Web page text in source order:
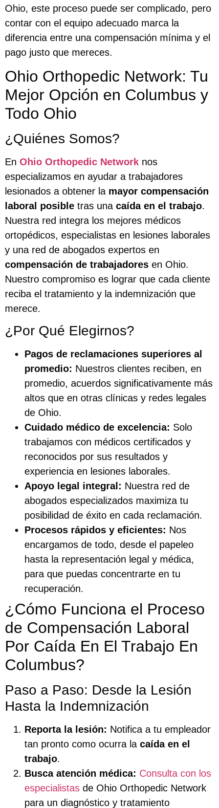
Ohio, este proceso puede ser complicado, pero
contar con el equipo adecuado marca la
diferencia entre una compensación mínima y el
pago justo que mereces.
Ohio Orthopedic Network: Tu
Mejor Opción en Columbus y
Todo Ohio
¿Quiénes Somos?
En Ohio Orthopedic Network nos
especializamos en ayudar a trabajadores
lesionados a obtener la mayor compensación
laboral posible tras una caída en el trabajo.
Nuestra red integra los mejores médicos
ortopédicos, especialistas en lesiones laborales
y una red de abogados expertos en
compensación de trabajadores en Ohio.
Nuestro compromiso es lograr que cada cliente
reciba el tratamiento y la indemnización que
merece.
¿Por Qué Elegirnos?
Pagos de reclamaciones superiores al
promedio: Nuestros clientes reciben, en
promedio, acuerdos significativamente más
altos que en otras clínicas y redes legales
de Ohio.
Cuidado médico de excelencia: Solo
trabajamos con médicos certificados y
reconocidos por sus resultados y
experiencia en lesiones laborales.
Apoyo legal integral: Nuestra red de
abogados especializados maximiza tu
posibilidad de éxito en cada reclamación.
Procesos rápidos y eficientes: Nos
encargamos de todo, desde el papeleo
hasta la representación legal y médica,
para que puedas concentrarte en tu
recuperación.
¿Cómo Funciona el Proceso
de Compensación Laboral
Por Caída En El Trabajo En
Columbus?
Paso a Paso: Desde la Lesión
Hasta la Indemnización
Reporta la lesión: Notifica a tu empleador
tan pronto como ocurra la caída en el
trabajo.
Busca atención médica: Consulta con los
especialistas de Ohio Orthopedic Network
para un diagnóstico y tratamiento